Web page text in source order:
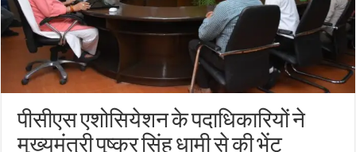
पीसीएस एशोसियेशन के पदाधिकारियों ने
मुख्यमंत्री पुष्कर सिंह धामी से की भेंट